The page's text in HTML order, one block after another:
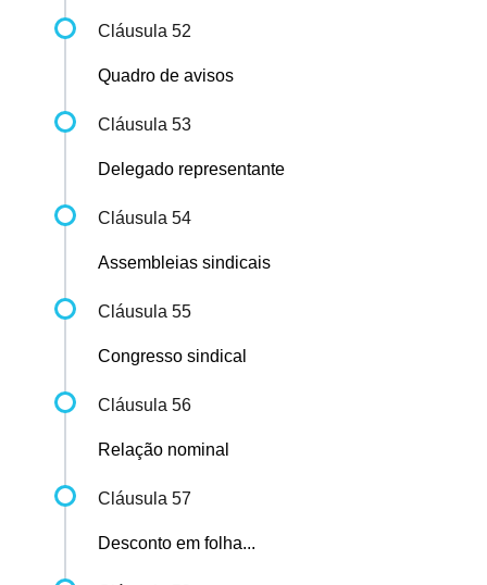
Cláusula 52
Quadro de avisos
Cláusula 53
Delegado representante
Cláusula 54
Assembleias sindicais
Cláusula 55
Congresso sindical
Cláusula 56
Relação nominal
Cláusula 57
Desconto em folha...